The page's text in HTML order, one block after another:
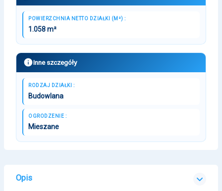
POWIERZCHNIA NETTO DZIAŁKI (M²) :
1.058 m²
Inne szczegóły
RODZAJ DZIAŁKI :
Budowlana
OGRODZENIE :
Mieszane
Opis